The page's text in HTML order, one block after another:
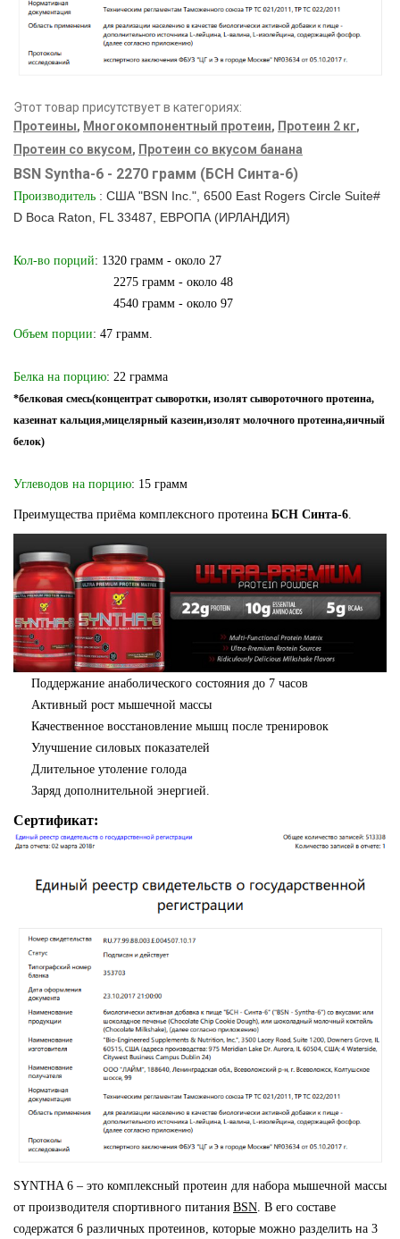
Этот товар присутствует в категориях:
Протеины, Многокомпонентный протеин, Протеин 2 кг,
Протеин со вкусом, Протеин со вкусом банана
BSN Syntha-6 - 2270 грамм (БСН Синта-6)
Производитель : США "BSN Inc.", 6500 East Rogers Circle Suite#
D Boca Raton, FL 33487, ЕВРОПА (ИРЛАНДИЯ)
Кол-во порций: 1320 грамм - около 27
2275 грамм - около 48
4540 грамм - около 97
Объем порции: 47 грамм.
Белка на порцию: 22 грамма
*белковая смесь(концентрат сыворотки, изолят сывороточного протеина,
казеинат кальция,мицелярный казеин,изолят молочного протеина,яичный
белок)
Углеводов на порцию: 15 грамм
Преимущества приёма комплексного протеина БСН Синта-6.
Поддержание анаболического состояния до 7 часов
Активный рост мышечной массы
Качественное восстановление мышц после тренировок
Улучшение силовых показателей
Длительное утоление голода
Заряд дополнительной энергией.
Сертификат:
SYNTHA 6 – это комплексный протеин для набора мышечной массы
от производителя спортивного питания BSN. В его составе
содержатся 6 различных протеинов, которые можно разделить на 3